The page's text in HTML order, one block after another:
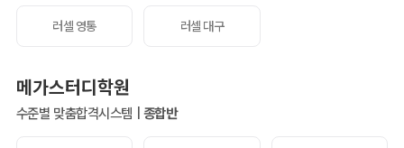
러셀 영통 러셀 대구
메가스터디학원
수준별 맞춤합격시스템 | 종합반